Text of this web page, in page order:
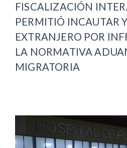
FISCALIZACIÓN
PERMITIÓ INCAUTAR
EXTRANJERO POR
LA NORMATIVA
MIGRATORIA